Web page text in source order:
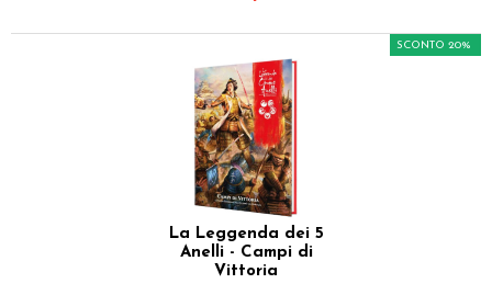
La Leggenda dei 5
Anelli - Campi di
Vittoria
SCONTO 20%